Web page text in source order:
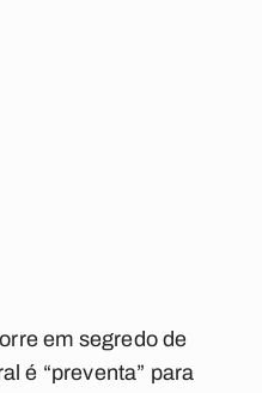
em segredo de
é “preventa” para